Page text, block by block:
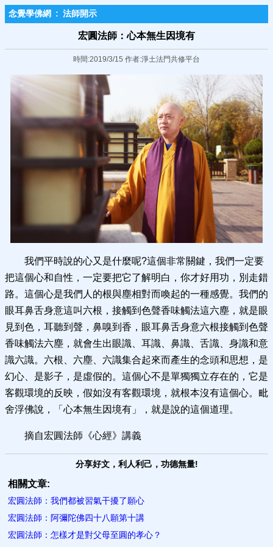
念覺學佛網 : 法師開示
宏圓法師：心本無生因境有
時間:2019/3/15 作者:淨土法門共修平台
我們平時說的心又是什麼呢?這個非常關鍵，我們一定要
把這個心和自性，一定要把它了解明白，你才好用功，別走錯
路。這個心是我們人的根與塵相對而喚起的一種感覺。我們的
眼耳鼻舌身意這叫六根，接觸到色聲香味觸法這六塵，就是眼
見到色，耳聽到聲，鼻嗅到香，眼耳鼻舌身意六根接觸到色聲
香味觸法六塵，就會生出眼識、耳識、鼻識、舌識、身識和意
識六識。六根、六塵、六識集合起來而產生的念頭和思想，是
幻心、是影子，是虛假的。這個心不是單獨獨立存在的，它是
客觀環境的反映，假如沒有客觀環境，就根本沒有這個心。毗
舍浮佛說，「心本無生因境有」，就是說的這個道理。
摘自宏圓法師《心經》講義
分享好文，利人利己，功德無量!
相關文章:
宏圓法師：我們都被習氣干擾了願心
宏圓法師：阿彌陀佛四十八願第十講
宏圓法師：怎樣才是對父母至圓的孝心？